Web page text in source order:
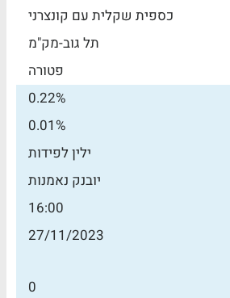
כספית שקלית עם קונצרני
תל גוב-מק"מ
פטורה
0.22%
0.01%
ילין לפידות
יובנק נאמנות
16:00
27/11/2023
0